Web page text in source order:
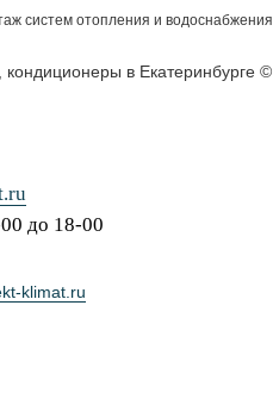
систем отопления и водоснабжения
в Екатеринбурге
до 18-00
klimat.ru